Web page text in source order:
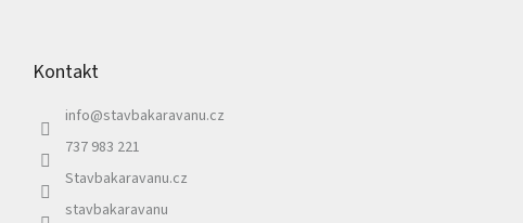
Kontakt
info@stavbakaravanu.cz
737 983 221
Stavbakaravanu.cz
stavbakaravanu